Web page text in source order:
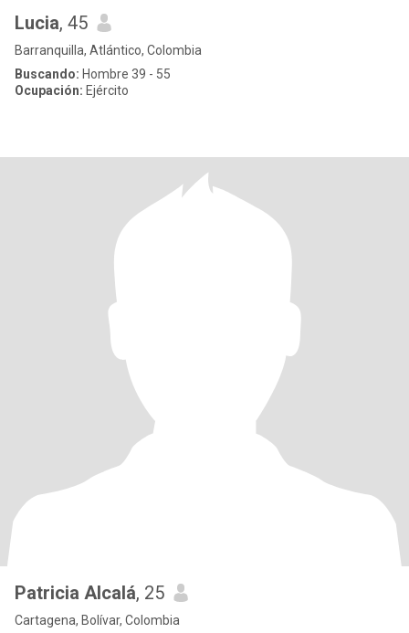
Lucia, 45
Barranquilla, Atlántico, Colombia
Buscando: Hombre 39 - 55
Ocupación: Ejército
Patricia Alcalá, 25
Cartagena, Bolívar, Colombia